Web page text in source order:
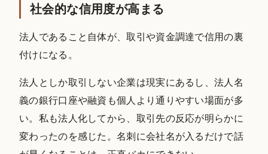
社会的な信用度が高まる
法人であること自体が、取引や資金調達で信用の裏
付けになる。
法人としか取引しない企業は現実にあるし、法人名
義の銀行口座や融資も個人より通りやすい場面が多
い。私も法人化してから、取引先の反応が明らかに
変わったのを感じた。名刺に会社名が入るだけで話